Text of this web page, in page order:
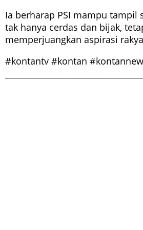
Ia berharap PSI mampu tampil
tak hanya cerdas dan bijak,
memperjuangkan aspirasi
#kontantv #kontan